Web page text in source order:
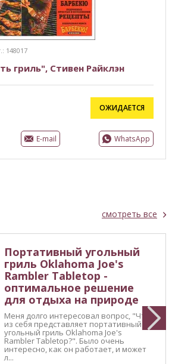
148017
гриль", Стивен Райклэн
ОЖИДАЕТСЯ
E-mail WhatsApp
смотреть все
Портативный угольный
гриль Oklahoma Joe's
Rambler Tabletop -
оптимальное решение
для отдыха на природе
Меня долго интересовал вопрос, "Что
из себя представляет портативный
угольный гриль Oklahoma Joe's
Rambler Tabletop?". Было очень
интересно, как он работает, и может
л...